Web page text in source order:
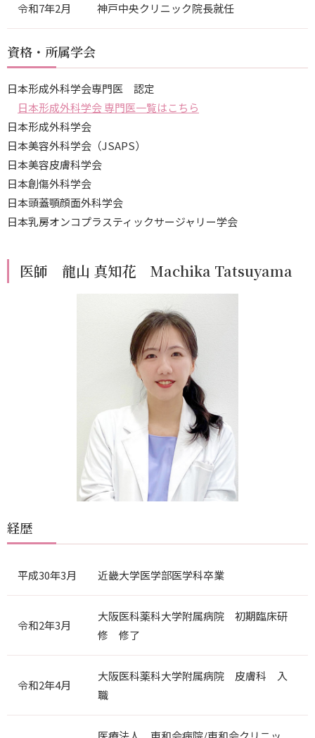
令和7年2月 神戸中央クリニック院長就任
資格・所属学会
日本形成外科学会専門医 認定
日本形成外科学会 専門医一覧はこちら
日本形成外科学会
日本美容外科学会（JSAPS）
日本美容皮膚科学会
日本創傷外科学会
日本頭蓋顎顔面外科学会
日本乳房オンコプラスティックサージャリー学会
医師 龍山 真知花 Machika Tatsuyama
経歴
平成30年3月 近畿大学医学部医学科卒業
令和2年3月
大阪医科薬科大学附属病院 初期臨床研
修 修了
令和2年4月
大阪医科薬科大学附属病院 皮膚科 入
職